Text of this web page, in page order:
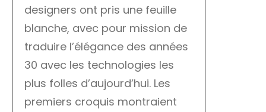
designers ont pris une feuille
blanche, avec pour mission de
traduire l’élégance des années
30 avec les technologies les
plus folles d’aujourd’hui. Les
premiers croquis montraient